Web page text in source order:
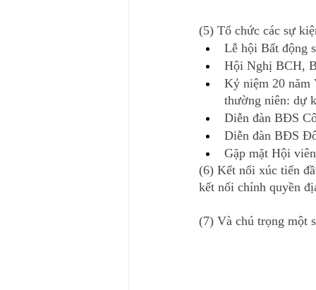
(5) Tổ chức các sự
Lễ hội Bất động
Hội Nghị BCH,
Kỷ niệm 20 năm
thường niên: dự
Diễn đàn BĐS
Diễn đàn BĐS
Gặp mặt Hội
(6) Kết nối xúc tiến
kết nối chính quyền
(7) Và chú trọng một